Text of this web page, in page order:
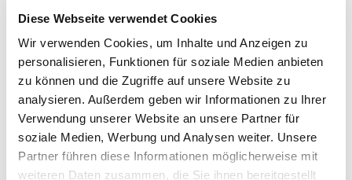
Diese Webseite verwendet Cookies
Wir verwenden Cookies, um Inhalte und Anzeigen zu
personalisieren, Funktionen für soziale Medien anbieten
zu können und die Zugriffe auf unsere Website zu
analysieren. Außerdem geben wir Informationen zu Ihrer
Verwendung unserer Website an unsere Partner für
soziale Medien, Werbung und Analysen weiter. Unsere
Partner führen diese Informationen möglicherweise mit
weiteren Daten zusammen, die Sie ihnen bereitgestellt
Video: Biorobotics Laboratory, EPFL
Wildcat – Die wilde Katze
Dieser Roboter hier wurde von
Boston
Dynamicsentwickelt. Es ist eine „Wildkatze“ von
der Grösse eines Ponys und wird von einem
Motor betrieben.